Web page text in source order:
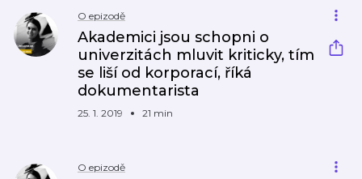
O epizodě
Akademici jsou schopni o
univerzitách mluvit kriticky, tím
se liší od korporací, říká
dokumentarista
25. 1. 2019 21 min
O epizodě